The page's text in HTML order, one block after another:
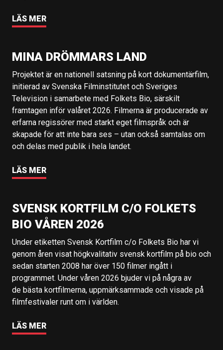
LÄS MER
MINA DRÖMMARS LAND
Projektet är en nationell satsning på kort dokumentärfilm,
initierad av Svenska Filminstitutet och Sveriges
Television i samarbete med Folkets Bio, särskilt
framtagen inför valåret 2026. Filmerna är producerade av
erfarna regissörer med starkt eget filmspråk och är
skapade för att inte bara ses – utan också samtalas om
och delas med publik i hela landet.
LÄS MER
SVENSK KORTFILM C/O FOLKETS
BIO VÅREN 2026
Under etiketten Svensk Kortfilm c/o Folkets Bio har vi
genom åren visat högkvalitativ svensk kortfilm på bio och
sedan starten 2008 har över 150 filmer ingått i
programmet. Under våren 2026 bjuder vi på några av
de bästa kortfilmerna, uppmärksammade och visade på
filmfestivaler runt om i världen.
LÄS MER